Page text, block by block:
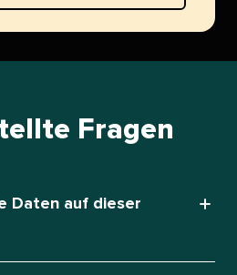
Fragen​​
Daten auf dieser